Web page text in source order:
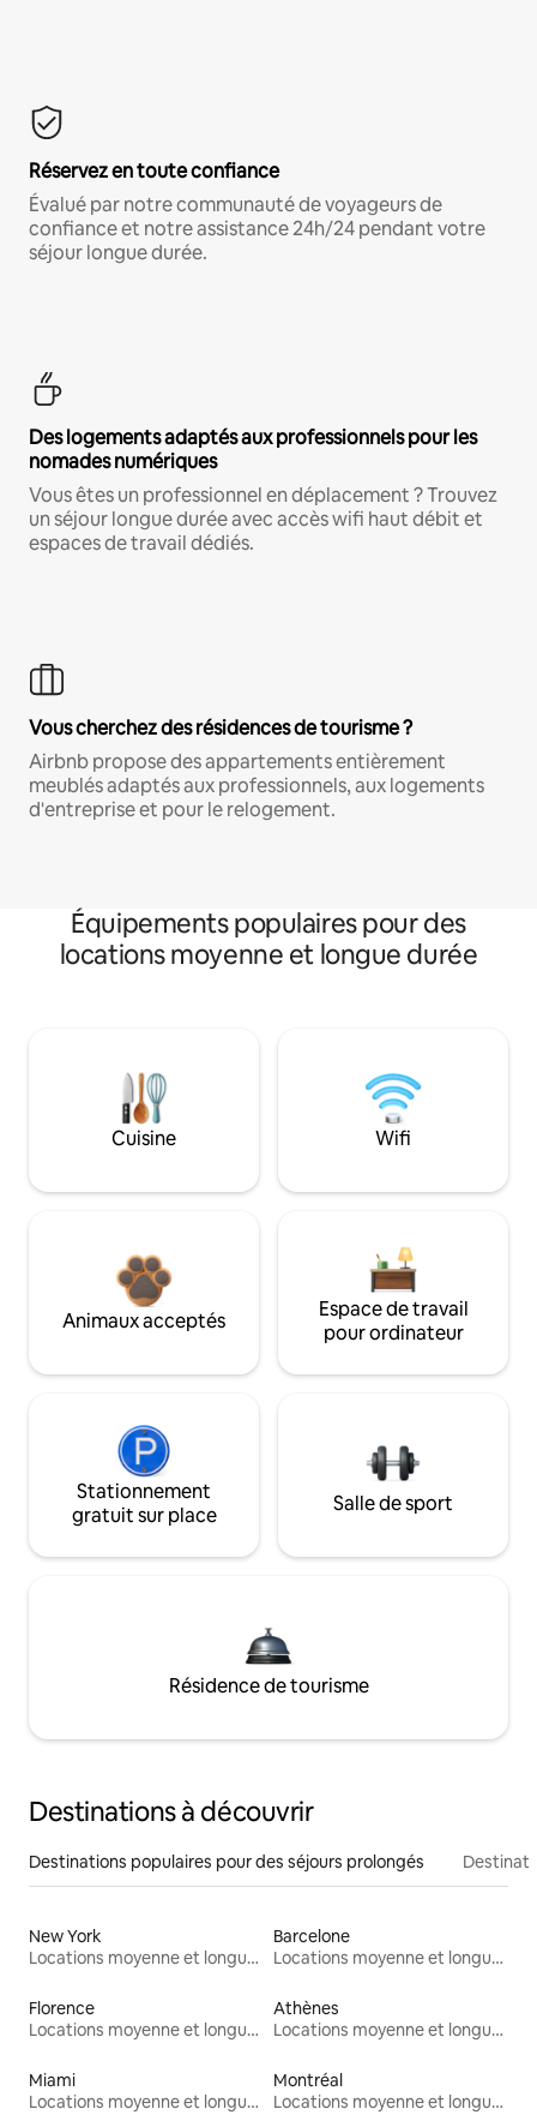
Réservez en toute confiance
Évalué par notre communauté de voyageurs de
confiance et notre assistance 24h/24 pendant votre
séjour longue durée.
Des logements adaptés aux professionnels pour les
nomades numériques
Vous êtes un professionnel en déplacement ? Trouvez
un séjour longue durée avec accès wifi haut débit et
espaces de travail dédiés.
Vous cherchez des résidences de tourisme ?
Airbnb propose des appartements entièrement
meublés adaptés aux professionnels, aux logements
d'entreprise et pour le relogement.
Équipements populaires pour des
locations moyenne et longue durée
Cuisine Wifi
Animaux acceptés
Espace de travail
pour ordinateur
Stationnement
gratuit sur place
Salle de sport
Résidence de tourisme
Destinations à découvrir
Destinations populaires pour des séjours prolongés
New York
Locations moyenne et longue durée
Barcelone
Locations moyenne et longue durée
Florence
Locations moyenne et longue durée
Athènes
Locations moyenne et longue durée
Miami
Locations moyenne et longue durée
Montréal
Locations moyenne et longue durée